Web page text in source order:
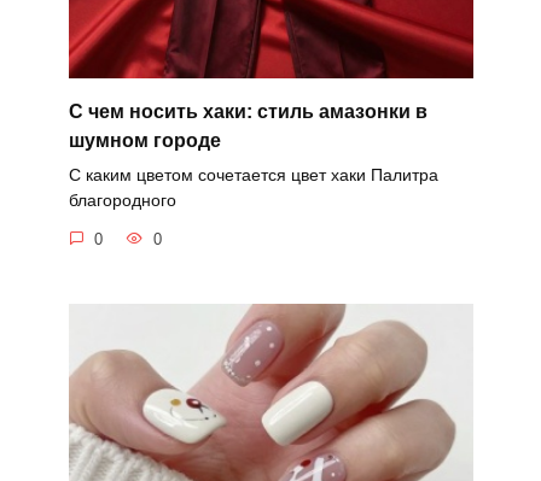
С чем носить хаки: стиль амазонки в
шумном городе
С каким цветом сочетается цвет хаки Палитра
благородного
0 0